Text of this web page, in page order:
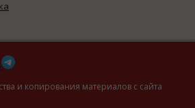
и копирования материалов с сайта